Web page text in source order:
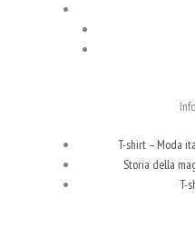
T-shirt – Moda
Storia della
T-